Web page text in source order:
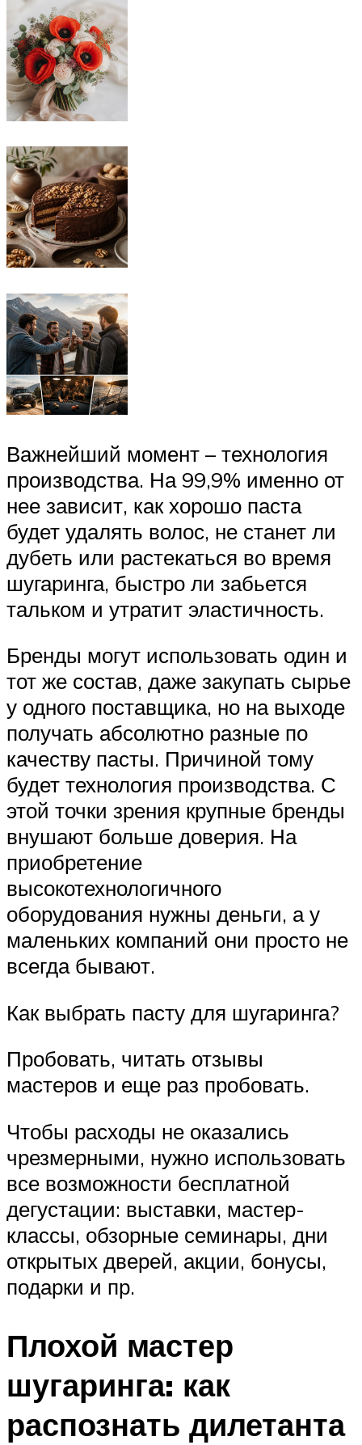
Важнейший момент – технология
производства. На 99,9% именно от
нее зависит, как хорошо паста
будет удалять волос, не станет ли
дубеть или растекаться во время
шугаринга, быстро ли забьется
тальком и утратит эластичность.
Бренды могут использовать один и
тот же состав, даже закупать сырье
у одного поставщика, но на выходе
получать абсолютно разные по
качеству пасты. Причиной тому
будет технология производства. С
этой точки зрения крупные бренды
внушают больше доверия. На
приобретение
высокотехнологичного
оборудования нужны деньги, а у
маленьких компаний они просто не
всегда бывают.
Как выбрать пасту для шугаринга?
Пробовать, читать отзывы
мастеров и еще раз пробовать.
Чтобы расходы не оказались
чрезмерными, нужно использовать
все возможности бесплатной
дегустации: выставки, мастер-
классы, обзорные семинары, дни
открытых дверей, акции, бонусы,
подарки и пр.
Плохой мастер
шугаринга: как
распознать дилетанта